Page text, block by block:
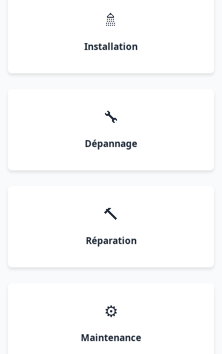
🚿
Installation
🔧
Dépannage
🔨
Réparation
⚙️
Maintenance